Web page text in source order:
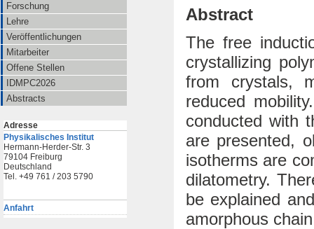
Forschung
Lehre
Veröffentlichungen
Mitarbeiter
Offene Stellen
IDMPC2026
Abstracts
Adresse
Physikalisches Institut
Hermann-Herder-Str. 3
79104 Freiburg
Deutschland
Tel. +49 761 / 203 5790
Anfahrt
Abstract
The free
crystallizing
from crystals,
reduced
conducted with
are presented,
isotherms are
dilatometry.
be explained
amorphous